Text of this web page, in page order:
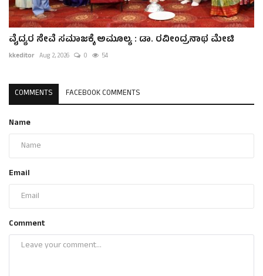
ವೈದ್ಯರ ಸೇವೆ ಸಮಾಜಕ್ಕೆ ಅಮೂಲ್ಯ : ಡಾ. ರವೀಂದ್ರನಾಥ ಮೇಟಿ
kkeditor Aug 2, 2026 0 54
COMMENTS FACEBOOK COMMENTS
Name
Email
Comment